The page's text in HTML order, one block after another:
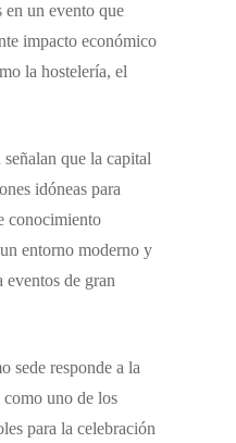
en un evento que
impacto económico
la hostelería, el
que la capital
idóneas para
conocimiento
entorno moderno y
eventos de gran
sede responde a la
uno de los
para la celebración